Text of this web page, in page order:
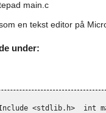
main.c
en tekst editor på
under:
<stdlib.h> int